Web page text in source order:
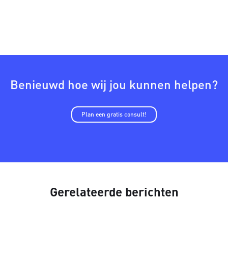
Benieuwd hoe wij jou kunnen helpen?
Plan een gratis consult!
Gerelateerde berichten